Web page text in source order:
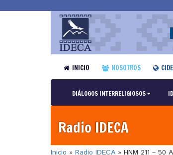
INICIO NOSOTROS
DIÁLOGOS INTERRELIGIOSOS
Radio IDECA
Inicio » Radio IDECA » HNM 211 – 50